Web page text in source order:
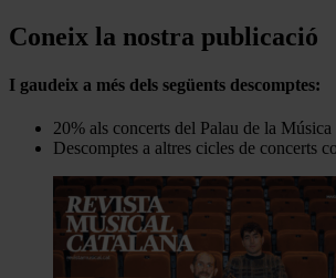
Coneix la nostra publicació
I gaudeix a més dels següents descomptes:
20% als concerts del Palau de la Música
Descomptes a altres cicles de concerts